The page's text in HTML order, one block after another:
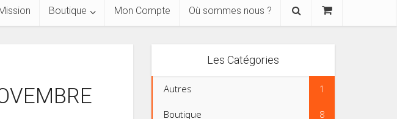
Boutique Mon Compte Où sommes nous ?
Les Catégories
Autres 1
Boutique 8